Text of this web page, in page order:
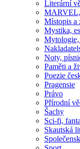
Literární
Místopis a
Mystika,
Mytologie,
Noty,
Paměti a
Poezie
Pragensie
Právo
Přírodní
Šachy
Sci-fi,
Skautská